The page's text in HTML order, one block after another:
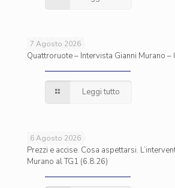
7 Agosto 2026
Quattroruote – Intervista Gianni Murano
Leggi tutto
6 Agosto 2026
Prezzi e accise. Cosa aspettarsi.
Murano al TG1 (6.8.26)